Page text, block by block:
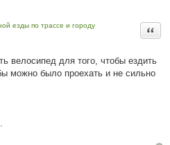
езды по трассе и городу
велосипед для того, чтобы ездить
можно было проехать и не сильно